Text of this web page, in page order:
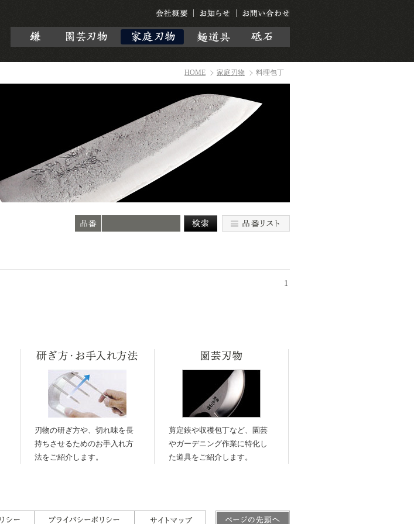
HOME 家庭刃物 料理包丁
1
刃物の研ぎ方や、切れ味を長
持ちさせるためのお手入れ方
法をご紹介します。
剪定鋏や収穫包丁など、園芸
やガーデニング作業に特化し
た道具をご紹介します。